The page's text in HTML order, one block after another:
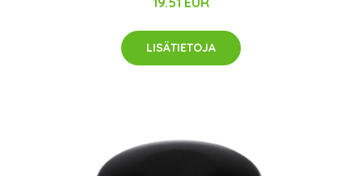
LISÄTIETOJA